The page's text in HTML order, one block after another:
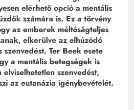
elérhető opció a mentális
számára is. Ez a törvény
az emberek méltóságteljes
elkerülve az elhúzódó
Ter Beek esete
a mentális betegségek is
szenvedést,
az eutanázia igénybevételét.